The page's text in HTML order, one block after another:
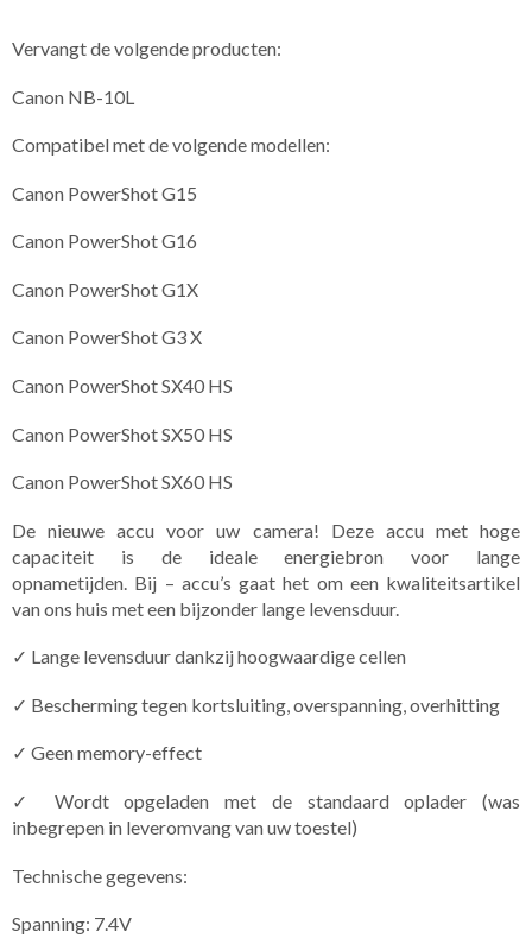
Vervangt de volgende producten:
Canon NB-10L
Compatibel met de volgende modellen:
Canon PowerShot G15
Canon PowerShot G16
Canon PowerShot G1X
Canon PowerShot G3 X
Canon PowerShot SX40 HS
Canon PowerShot SX50 HS
Canon PowerShot SX60 HS
De nieuwe accu voor uw camera! Deze accu met hoge
capaciteit is de ideale energiebron voor lange
opnametijden. Bij – accu’s gaat het om een kwaliteitsartikel
van ons huis met een bijzonder lange levensduur.
✓ Lange levensduur dankzij hoogwaardige cellen
✓ Bescherming tegen kortsluiting, overspanning, overhitting
✓ Geen memory-effect
✓ Wordt opgeladen met de standaard oplader (was
inbegrepen in leveromvang van uw toestel)
Technische gegevens:
Spanning: 7.4V